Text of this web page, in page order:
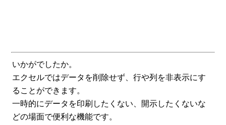
いかがでしたか。
エクセルではデータを削除せず、行や列を非表示にす
ることができます。
一時的にデータを印刷したくない、開示したくないな
どの場面で便利な機能です。